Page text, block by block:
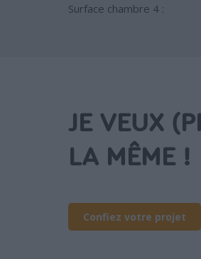
Surface chambre 4 :
JE VEUX
LA MÊME !
Confiez votre projet